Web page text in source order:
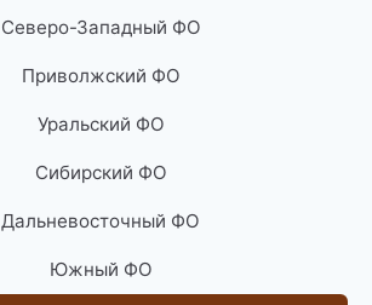
Северо-Западный ФО
Приволжский ФО
Уральский ФО
Сибирский ФО
Дальневосточный ФО
Южный ФО